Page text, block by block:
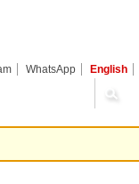
WhatsApp English